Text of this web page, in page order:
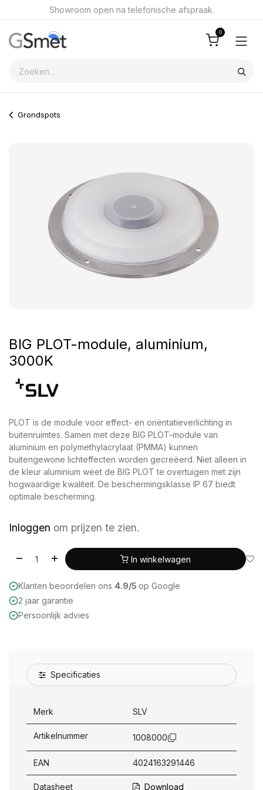
Overslaan naar inhoudShowroom open na telefonische afspraak.
0
Grondspots
BIG PLOT-module, aluminium,
3000K
PLOT is de module voor effect- en oriëntatieverlichting in
buitenruimtes. Samen met deze BIG PLOT-module van
aluminium en polymethylacrylaat (PMMA) kunnen
buitengewone lichteffecten worden gecreëerd. Niet alleen in
de kleur aluminium weet de BIG PLOT te overtuigen met zijn
hogwaardige kwaliteit. De beschermingsklasse IP 67 biedt
optimale bescherming.
Inloggen om prijzen te zien.
In winkelwagen
Klanten beoordelen ons 4.9/5 op Google
2 jaar garantie
Persoonlijk advies
Specificaties
Merk SLV
Artikelnummer 1008000
EAN 4024163291446
Datasheet Download